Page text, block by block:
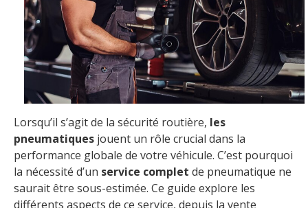
Lorsqu’il s’agit de la sécurité routière, les
pneumatiques jouent un rôle crucial dans la
performance globale de votre véhicule. C’est pourquoi
la nécessité d’un service complet de pneumatique ne
saurait être sous-estimée. Ce guide explore les
différents aspects de ce service, depuis la vente